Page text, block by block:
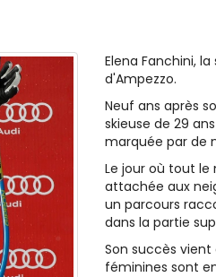
Elena Fanchini,
d'Ampezzo.
Neuf ans après
skieuse de 29
marquée par de
Le jour où tout
attachée aux
un parcours
dans la partie
Son succès
féminines sont